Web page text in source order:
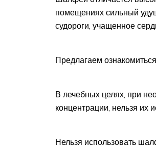
помещениях сильный
судороги, учащенное
Предлагаем
В лечебных целях, при
концентрации, нельзя их
Нельзя использовать